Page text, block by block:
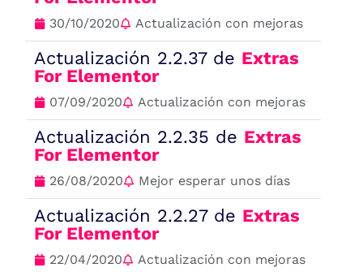
30/10/2020 Actualización con mejoras
Actualización 2.2.37 de Extras
For Elementor
07/09/2020 Actualización con mejoras
Actualización 2.2.35 de Extras
For Elementor
26/08/2020 Mejor esperar unos días
Actualización 2.2.27 de Extras
For Elementor
22/04/2020 Actualización con mejoras